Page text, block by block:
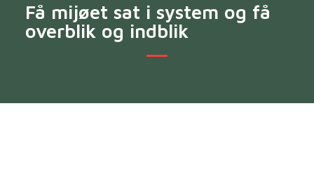
Få mijøet sat i system og få
overblik og indblik